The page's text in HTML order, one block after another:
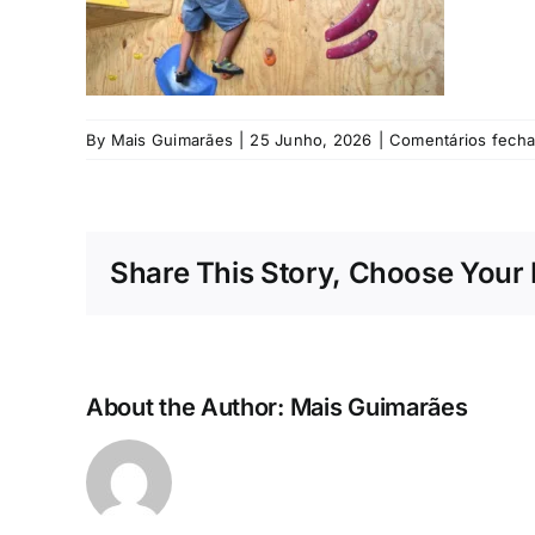
By Mais Guimarães 25 Junho, 2026 Comentários
Share This Story, Choose Your
About the Author: Mais Guimarães